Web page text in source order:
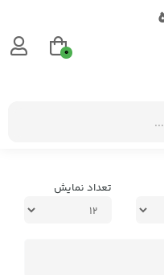
تعداد نمایش
0